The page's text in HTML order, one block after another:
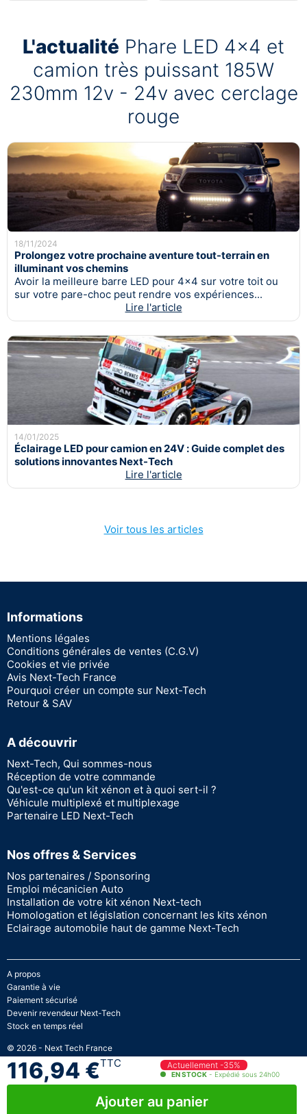
116,94 €TTC Actuellement -35%
EN STOCK - Expédié sous 24h00
Ajouter au panier
L'actualitéPhare LED 4x4 et
camion très puissant 185W
230mm 12v - 24v avec cerclage
rouge
18/11/2024
Prolongez votre prochaine aventure tout-terrain en
illuminant vos chemins
Avoir la meilleure barre LED pour 4x4 sur votre toit ou
sur votre pare-choc peut rendre vos expériences...
Lire l'article
14/01/2025
Éclairage LED pour camion en 24V : Guide complet des
solutions innovantes Next-Tech
Lire l'article
Informations
Mentions légales
Conditions générales de ventes (C.G.V)
Cookies et vie privée
Avis Next-Tech France
Pourquoi créer un compte sur Next-Tech
Retour & SAV
A découvrir
Next-Tech, Qui sommes-nous
Réception de votre commande
Qu'est-ce qu'un kit xénon et à quoi sert-il ?
Véhicule multiplexé et multiplexage
Partenaire LED Next-Tech
Nos offres & Services
Nos partenaires / Sponsoring
Emploi mécanicien Auto
Installation de votre kit xénon Next-tech
Homologation et législation concernant les kits xénon
Eclairage automobile haut de gamme Next-Tech
A propos
Garantie à vie
Paiement sécurisé
Devenir revendeur Next-Tech
Stock en temps réel
© 2026 - Next Tech France